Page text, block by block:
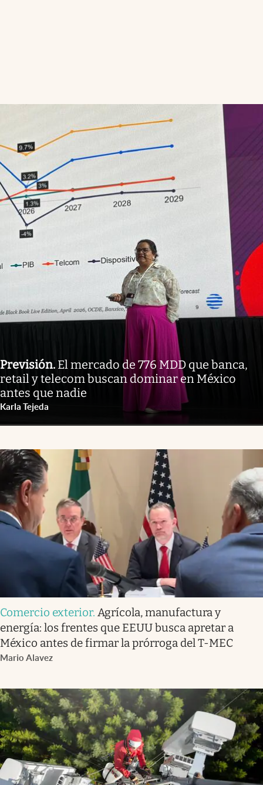
Previsión. El mercado de 776 MDD que banca,
retail y telecom buscan dominar en México
antes que nadie
Karla Tejeda
Comercio exterior. Agrícola, manufactura y
energía: los frentes que EEUU busca apretar a
México antes de firmar la prórroga del T-MEC
Mario Alavez